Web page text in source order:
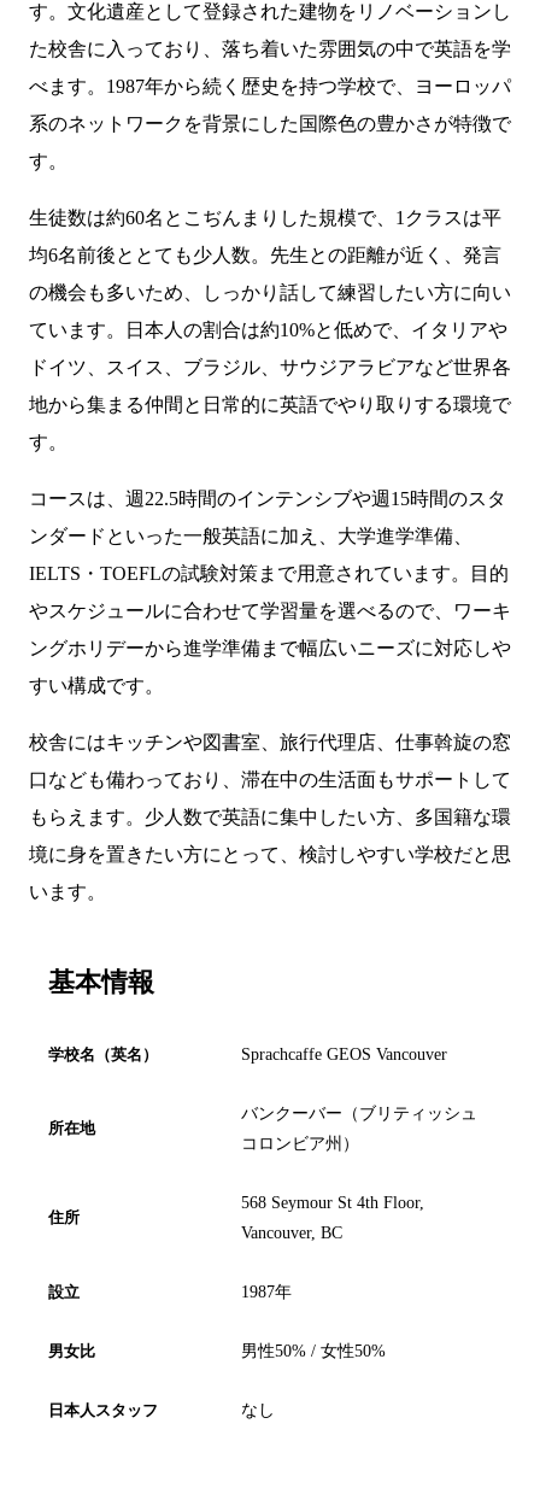
す。文化遺産として登録された建物をリノベーションし
た校舎に入っており、落ち着いた雰囲気の中で英語を学
べます。1987年から続く歴史を持つ学校で、ヨーロッパ
系のネットワークを背景にした国際色の豊かさが特徴で
す。
生徒数は約60名とこぢんまりした規模で、1クラスは平
均6名前後ととても少人数。先生との距離が近く、発言
の機会も多いため、しっかり話して練習したい方に向い
ています。日本人の割合は約10%と低めで、イタリアや
ドイツ、スイス、ブラジル、サウジアラビアなど世界各
地から集まる仲間と日常的に英語でやり取りする環境で
す。
コースは、週22.5時間のインテンシブや週15時間のスタ
ンダードといった一般英語に加え、大学進学準備、
IELTS・TOEFLの試験対策まで用意されています。目的
やスケジュールに合わせて学習量を選べるので、ワーキ
ングホリデーから進学準備まで幅広いニーズに対応しや
すい構成です。
校舎にはキッチンや図書室、旅行代理店、仕事斡旋の窓
口なども備わっており、滞在中の生活面もサポートして
もらえます。少人数で英語に集中したい方、多国籍な環
境に身を置きたい方にとって、検討しやすい学校だと思
います。
基本情報
学校名（英名） Sprachcaffe GEOS Vancouver
所在地
バンクーバー（ブリティッシュ
コロンビア州）
住所
568 Seymour St 4th Floor,
Vancouver, BC
設立 1987年
男女比 男性50% / 女性50%
日本人スタッフ なし